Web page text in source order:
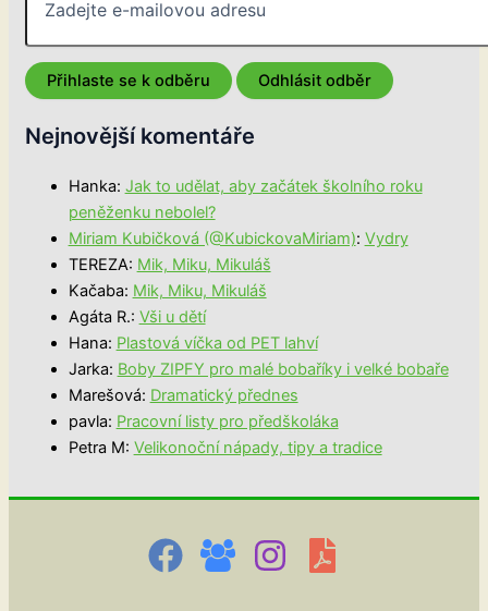
Nejnovější komentáře
Hanka: Jak to udělat, aby začátek školního roku
peněženku nebolel?
Miriam Kubičková (@KubickovaMiriam): Vydry
TEREZA: Mik, Miku, Mikuláš
Kačaba: Mik, Miku, Mikuláš
Agáta R.: Vši u dětí
Hana: Plastová víčka od PET lahví
Jarka: Boby ZIPFY pro malé bobaříky i velké bobaře
Marešová: Dramatický přednes
pavla: Pracovní listy pro předškoláka
Petra M: Velikonoční nápady, tipy a tradice